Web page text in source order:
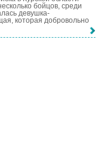
бойцов, среди
девушка-
которая добровольно